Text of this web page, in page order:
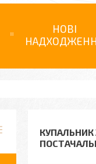
НОВІ
КУПАЛЬНИК